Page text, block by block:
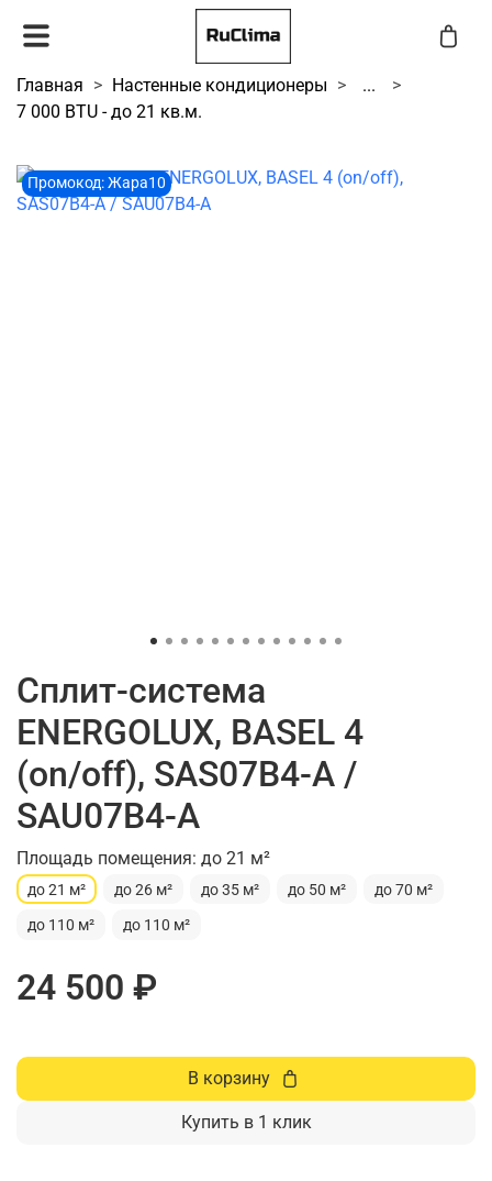
Главная Настенные кондиционеры
...
7 000 BTU - до 21 кв.м.
Промокод: Жара10
Сплит-система
ENERGOLUX, BASEL 4
(on/off), SAS07B4-A /
SAU07B4-A
Площадь помещения: до 21 м²
до 21 м² до 26 м² до 35 м² до 50 м² до 70 м²
до 110 м² до 110 м²
24 500 ₽
В корзину
Купить в 1 клик